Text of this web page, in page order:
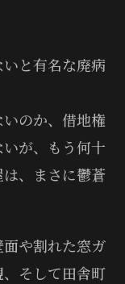
と有名な廃病
のか、借地権
が、もう何十
、まさに鬱蒼
や割れた窓ガ
そして田舎町